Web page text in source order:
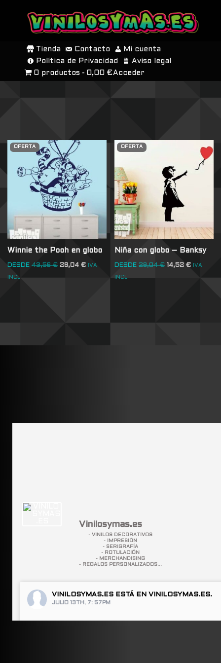
SALTAR
CONTENIDO
Tienda Contacto
Mi cuenta
Política de Privacidad
Aviso legal
0 productos
0,00 € Acceder
OFERTA
Winnie the Pooh en globo
DESDE 43,56€ 29,04 € IVA
INCL
OFERTA
Niña con globo – Banksy
DESDE 29,04€ 14,52€ IVA
INCL
Vinilosymas.es
- VINILOS DECORATIVOS
- IMPRESIÓN
- SERIGRAFÍA
- ROTULACIÓN
- MERCHANDISING
- REGALOS PERSONALIZADOS...
VINILOSYMAS.ES ESTÁ EN VINILOSYMAS.ES.
JULIO 13TH, 7: 57PM